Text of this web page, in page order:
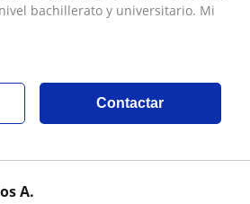
bachillerato y universitario. Mi
Contactar
A.